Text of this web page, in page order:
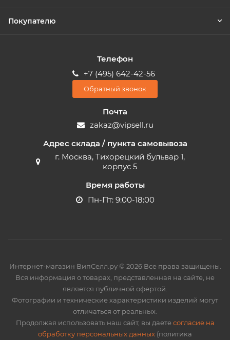
Покупателю
Телефон
+7 (495) 642-42-56
Обратный звонок
Почта
zakaz@vipsell.ru
Адрес склада / пункта самовывоза
г. Москва, Тихорецкий бульвар 1,
корпус 5
Время работы
Пн-Пт: 9:00-18:00
Интернет-магазин ВипСелл.ру © 2026 Все права защищены.
Вся информация о товарах, представленная на сайте, не
является публичной офертой.
Фотографии и технические характеристики изделий могут
отличаться от реальных.
Продолжая использовать наш сайт, вы даетесогласие на
обработку персональных данных (политика